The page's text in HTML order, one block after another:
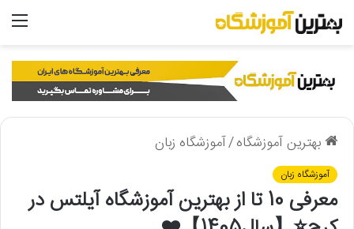
بهترین آموزشگاه/آموزشگاه زبان
آموزشگاه زبان
معرفی 10 تا از بهترین آموزشگاه آیلتس در